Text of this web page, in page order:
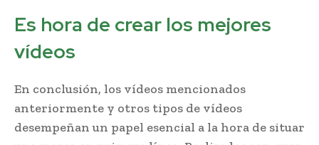
Es hora de crear los mejores
vídeos
En conclusión, los vídeos mencionados
anteriormente y otros tipos de vídeos
desempeñan un papel esencial a la hora de situar